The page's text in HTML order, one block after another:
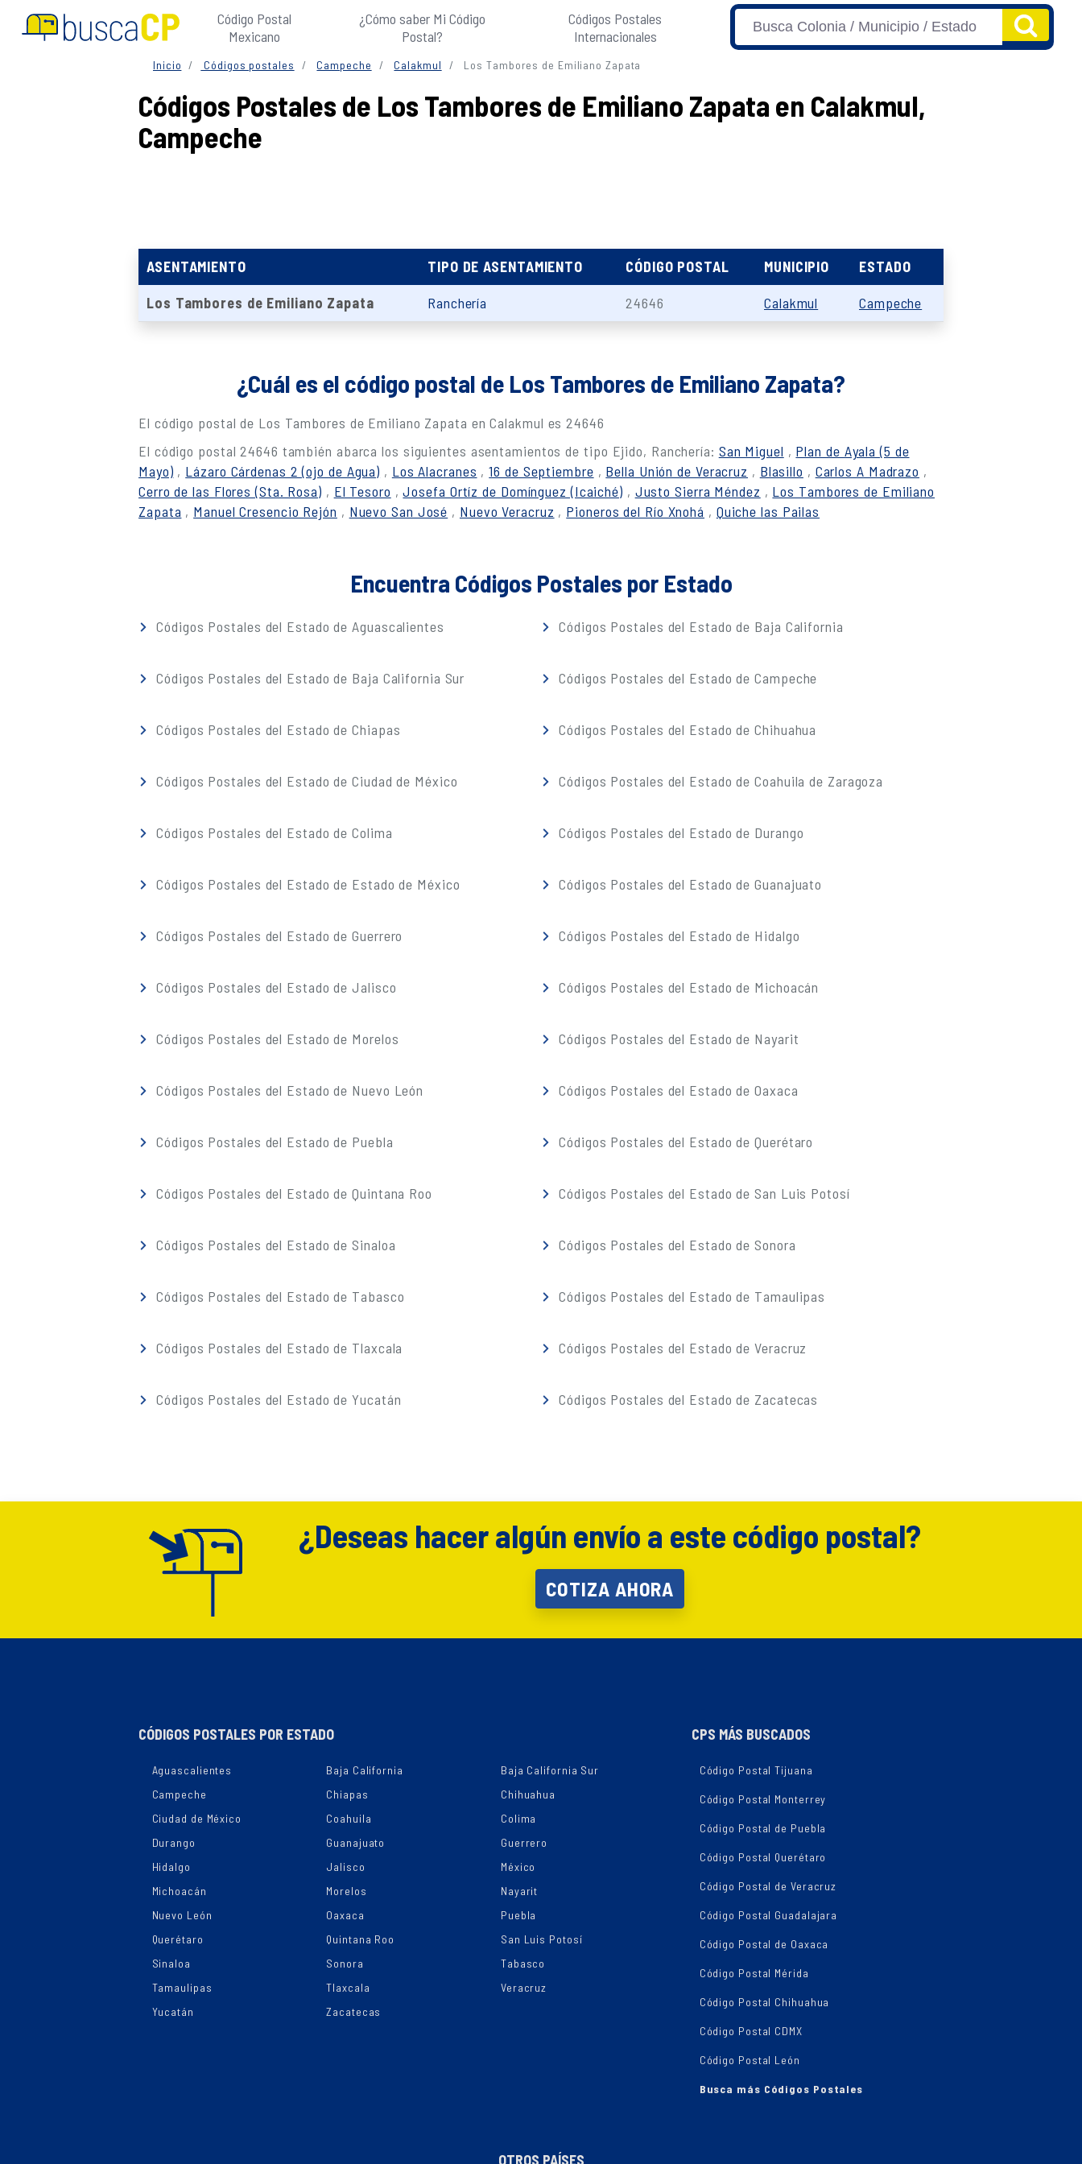
Código Postal
Mexicano
¿Cómo saber Mi Código
Postal?
Códigos Postales
Internacionales
Inicio Códigos postales Campeche Calakmul Los Tambores de Emiliano Zapata
Códigos Postales de Los Tambores de Emiliano Zapata en Calakmul,
Campeche
ASENTAMIENTO TIPO DE ASENTAMIENTO CÓDIGO POSTAL MUNICIPIO ESTADO
Los Tambores de Emiliano Zapata Ranchería 24646 Calakmul Campeche
¿Cuál es el código postal de Los Tambores de Emiliano Zapata?
El código postal de Los Tambores de Emiliano Zapata en Calakmul es 24646
El código postal 24646 también abarca los siguientes asentamientos de tipo Ejido, Ranchería: San Miguel , Plan de Ayala (5 de
Mayo) , Lázaro Cárdenas 2 (ojo de Agua) , Los Alacranes ,16 de Septiembre , Bella Unión de Veracruz , Blasillo , Carlos A Madrazo ,
Cerro de las Flores (Sta. Rosa) , El Tesoro ,Josefa Ortíz de Domínguez (Icaiché) , Justo Sierra Méndez , Los Tambores de Emiliano
Zapata , Manuel Cresencio Rejón , Nuevo San José , Nuevo Veracruz , Pioneros del Río Xnohá , Quiche las Pailas
Encuentra Códigos Postales por Estado
Códigos Postales del Estado de Aguascalientes Códigos Postales del Estado de Baja California
Códigos Postales del Estado de Baja California Sur Códigos Postales del Estado de Campeche
Códigos Postales del Estado de Chiapas Códigos Postales del Estado de Chihuahua
Códigos Postales del Estado de Ciudad de México Códigos Postales del Estado de Coahuila de Zaragoza
Códigos Postales del Estado de Colima Códigos Postales del Estado de Durango
Códigos Postales del Estado de Estado de México Códigos Postales del Estado de Guanajuato
Códigos Postales del Estado de Guerrero Códigos Postales del Estado de Hidalgo
Códigos Postales del Estado de Jalisco Códigos Postales del Estado de Michoacán
Códigos Postales del Estado de Morelos Códigos Postales del Estado de Nayarit
Códigos Postales del Estado de Nuevo León Códigos Postales del Estado de Oaxaca
Códigos Postales del Estado de Puebla Códigos Postales del Estado de Querétaro
Códigos Postales del Estado de Quintana Roo Códigos Postales del Estado de San Luis Potosí
Códigos Postales del Estado de Sinaloa Códigos Postales del Estado de Sonora
Códigos Postales del Estado de Tabasco Códigos Postales del Estado de Tamaulipas
Códigos Postales del Estado de Tlaxcala Códigos Postales del Estado de Veracruz
Códigos Postales del Estado de Yucatán Códigos Postales del Estado de Zacatecas
¿Deseas hacer algún envío a este código postal?
COTIZA AHORA
CÓDIGOS POSTALES POR ESTADO
Aguascalientes Baja California
Baja California Sur
Campeche
Chiapas
Chihuahua
Ciudad de México
Coahuila
Colima
Durango
Guanajuato
Guerrero
Hidalgo
Jalisco
México
Michoacán
Morelos
Nayarit
Nuevo León
Oaxaca
Puebla
Querétaro
Quintana Roo
San Luis Potosí
Sinaloa
Sonora
Tabasco
Tamaulipas
Tlaxcala
Veracruz
Yucatán
Zacatecas
CPS MÁS BUSCADOS
Código Postal Tijuana
Código Postal Monterrey
Código Postal de Puebla
Código Postal Querétaro
Código Postal de Veracruz
Código Postal Guadalajara
Código Postal de Oaxaca
Código Postal Mérida
Código Postal Chihuahua
Código Postal CDMX
Código Postal León
Busca más Códigos Postales
OTROS PAÍSES